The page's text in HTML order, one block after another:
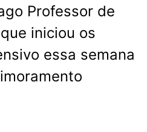
Professor de
iniciou os
essa semana